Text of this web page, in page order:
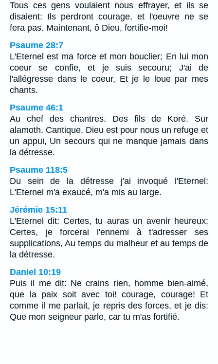
Tous ces gens voulaient nous effrayer, et ils se
disaient: Ils perdront courage, et l'oeuvre ne se
fera pas. Maintenant, ô Dieu, fortifie-moi!
Psaume 28:7
L'Eternel est ma force et mon bouclier; En lui mon
coeur se confie, et je suis secouru; J'ai de
l'allégresse dans le coeur, Et je le loue par mes
chants.
Psaume 46:1
Au chef des chantres. Des fils de Koré. Sur
alamoth. Cantique. Dieu est pour nous un refuge et
un appui, Un secours qui ne manque jamais dans
la détresse.
Psaume 118:5
Du sein de la détresse j'ai invoqué l'Eternel:
L'Eternel m'a exaucé, m'a mis au large.
Jérémie 15:11
L'Eternel dit: Certes, tu auras un avenir heureux;
Certes, je forcerai l'ennemi à t'adresser ses
supplications, Au temps du malheur et au temps de
la détresse.
Daniel 10:19
Puis il me dit: Ne crains rien, homme bien-aimé,
que la paix soit avec toi! courage, courage! Et
comme il me parlait, je repris des forces, et je dis:
Que mon seigneur parle, car tu m'as fortifié.